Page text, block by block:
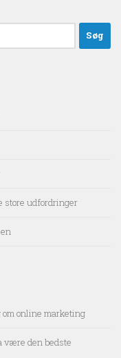
store udfordringer
online marketing
være den bedste